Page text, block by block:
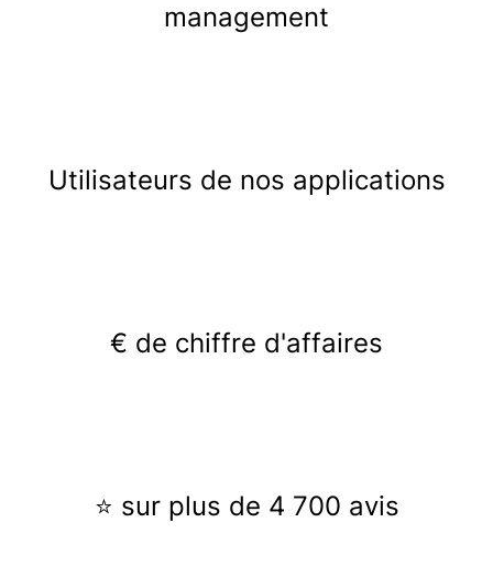
management
Utilisateurs de nos applications
€ de chiffre d'affaires
⭐ sur plus de 4 700 avis